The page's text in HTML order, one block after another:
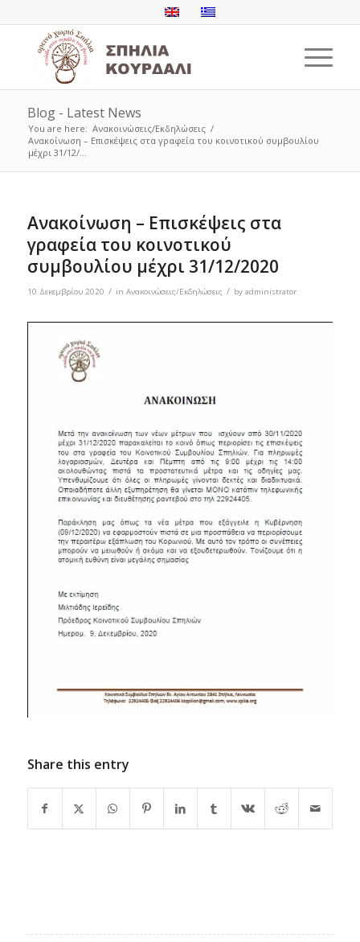
Blog - Latest News
You are here: Ανακοινώσεις/Εκδηλώσεις /
Ανακοίνωση – Επισκέψεις στα γραφεία του κοινοτικού συμβουλίου
μέχρι 31/12/...
Ανακοίνωση – Επισκέψεις στα
γραφεία του κοινοτικού
συμβουλίου μέχρι 31/12/2020
10 Δεκεμβρίου 2020 / in Ανακοινώσεις/Εκδηλώσεις / by administrator
Share this entry